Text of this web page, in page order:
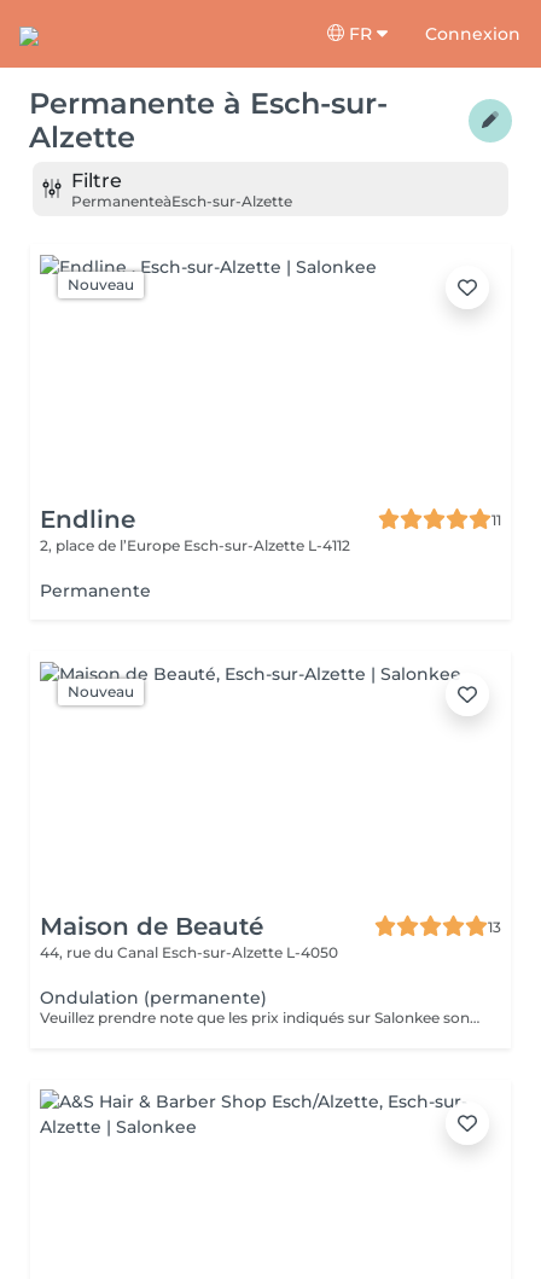
FR Connexion
Permanente à Esch-sur-
Alzette
Filtre
PermanenteàEsch-sur-Alzette
Nouveau
Endline
11
2, place de l’Europe Esch-sur-Alzette L-4112
Permanente
Nouveau
Maison de Beauté
13
44, rue du Canal Esch-sur-Alzette L-4050
Ondulation (permanente)
Veuillez prendre note que les prix indiqués sur Salonkee sont communiqués à titre informatif et s'entendent de base. Ces derniers sont susceptibles de varier selon le diagnostic réalisé à votre arrivée au salon et l'expertise du professionnel à qui vous confiez votre beauté. Dans tous les cas, un devis précis vous sera proposé et toutes réalisations de prestations seront effectuées avec votre accord. Un grand merci d'avance pour votre compréhension. Au plaisir de vous recevoir très vite.